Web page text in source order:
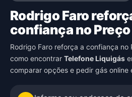
Rodrigo Faro
confiança no Preço
Rodrigo Faro reforça a confiança no
como encontrar Telefone Liquigás
comparar opções e pedir gás online